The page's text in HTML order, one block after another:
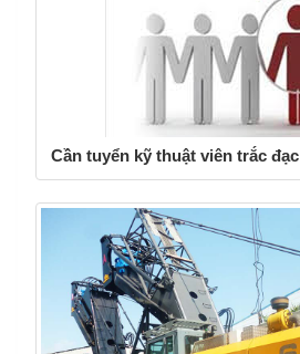
Cần tuyển kỹ thuật viên trắc đạc